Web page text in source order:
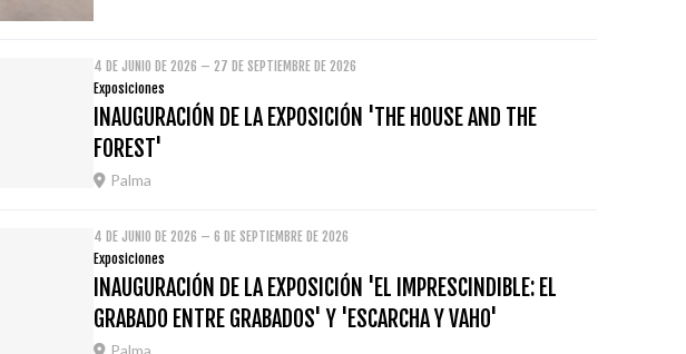
4 DE JUNIO DE 2026 – 27 DE SEPTIEMBRE DE 2026
Exposiciones
INAUGURACIÓN DE LA EXPOSICIÓN 'THE HOUSE AND THE
FOREST'
Palma
4 DE JUNIO DE 2026 – 6 DE SEPTIEMBRE DE 2026
Exposiciones
INAUGURACIÓN DE LA EXPOSICIÓN 'EL IMPRESCINDIBLE: EL
GRABADO ENTRE GRABADOS' Y 'ESCARCHA Y VAHO'
Palma